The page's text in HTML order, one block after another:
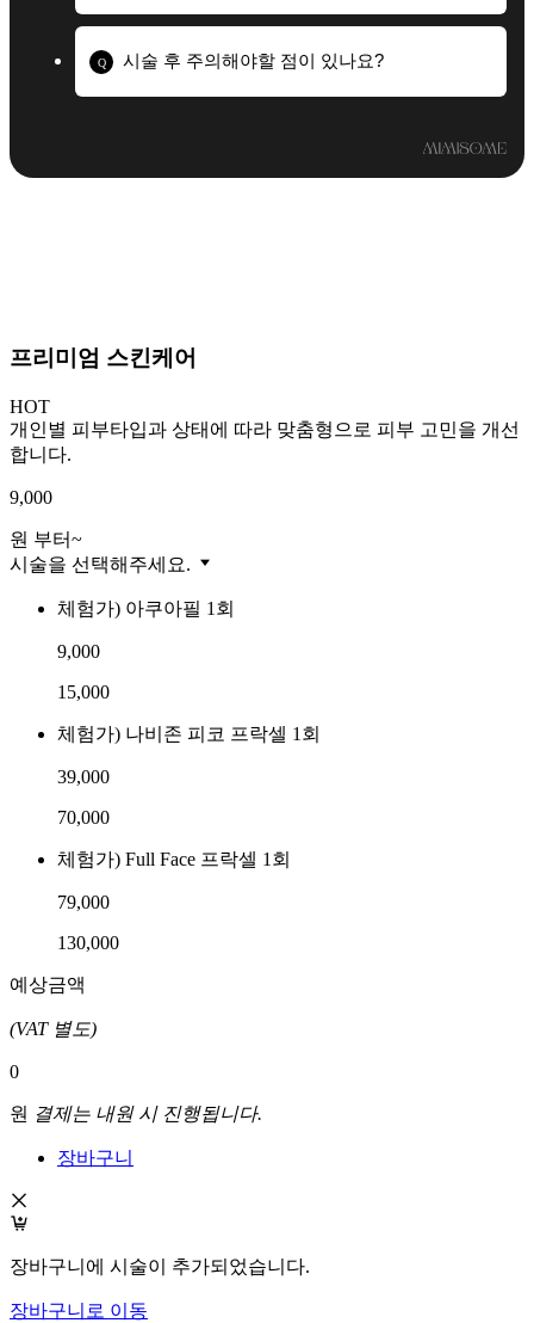
Q 시술 후 주의해야할 점이 있나요?
프리미엄 스킨케어
HOT
개인별 피부타입과 상태에 따라 맞춤형으로 피부 고민을 개선
합니다.
9,000
원 부터~
시술을 선택해주세요.
체험가) 아쿠아필 1회
9,000
15,000
체험가) 나비존 피코 프락셀 1회
39,000
70,000
체험가) Full Face 프락셀 1회
79,000
130,000
예상금액
(VAT 별도)
0
원 결제는 내원 시 진행됩니다.
장바구니
장바구니에 시술이 추가되었습니다.
장바구니로 이동